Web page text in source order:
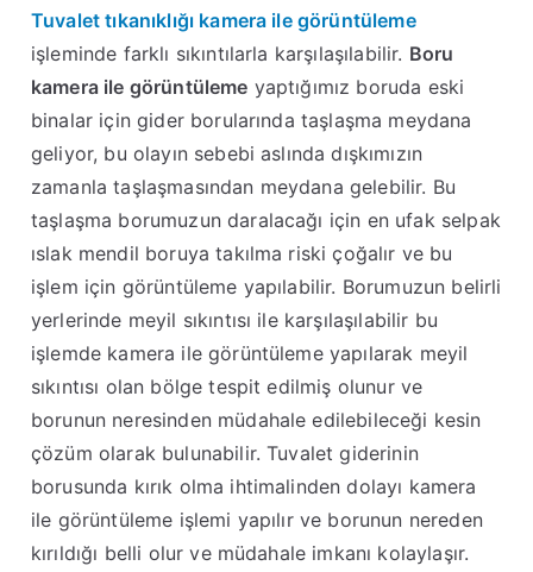
Tuvalet tıkanıklığı kamera ile görüntüleme
işleminde farklı sıkıntılarla karşılaşılabilir. Boru
kamera ile görüntüleme yaptığımız boruda eski
binalar için gider borularında taşlaşma meydana
geliyor, bu olayın sebebi aslında dışkımızın
zamanla taşlaşmasından meydana gelebilir. Bu
taşlaşma borumuzun daralacağı için en ufak selpak
ıslak mendil boruya takılma riski çoğalır ve bu
işlem için görüntüleme yapılabilir. Borumuzun belirli
yerlerinde meyil sıkıntısı ile karşılaşılabilir bu
işlemde kamera ile görüntüleme yapılarak meyil
sıkıntısı olan bölge tespit edilmiş olunur ve
borunun neresinden müdahale edilebileceği kesin
çözüm olarak bulunabilir. Tuvalet giderinin
borusunda kırık olma ihtimalinden dolayı kamera
ile görüntüleme işlemi yapılır ve borunun nereden
kırıldığı belli olur ve müdahale imkanı kolaylaşır.